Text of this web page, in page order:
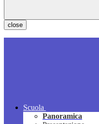
close
Scuola
Panoramica